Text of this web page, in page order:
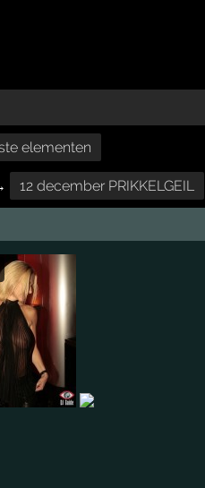
elementen
12 december PRIKKELGEIL